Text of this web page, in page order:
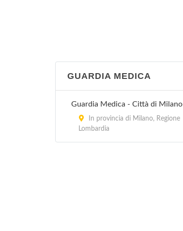
GUARDIA MEDICA
Guardia Medica - Città di Milano
In provincia di Milano, Regione
Lombardia